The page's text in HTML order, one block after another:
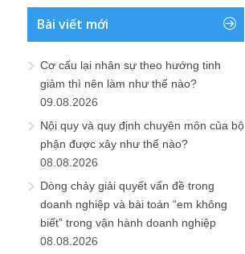
Bài viết mới
Cơ cấu lại nhân sự theo hướng tinh
giảm thì nên làm như thế nào?
09.08.2026
Nội quy và quy định chuyên môn của bộ
phận được xây như thế nào?
08.08.2026
Dòng chảy giải quyết vấn đề trong
doanh nghiệp và bài toán “em không
biết” trong vận hành doanh nghiệp
08.08.2026